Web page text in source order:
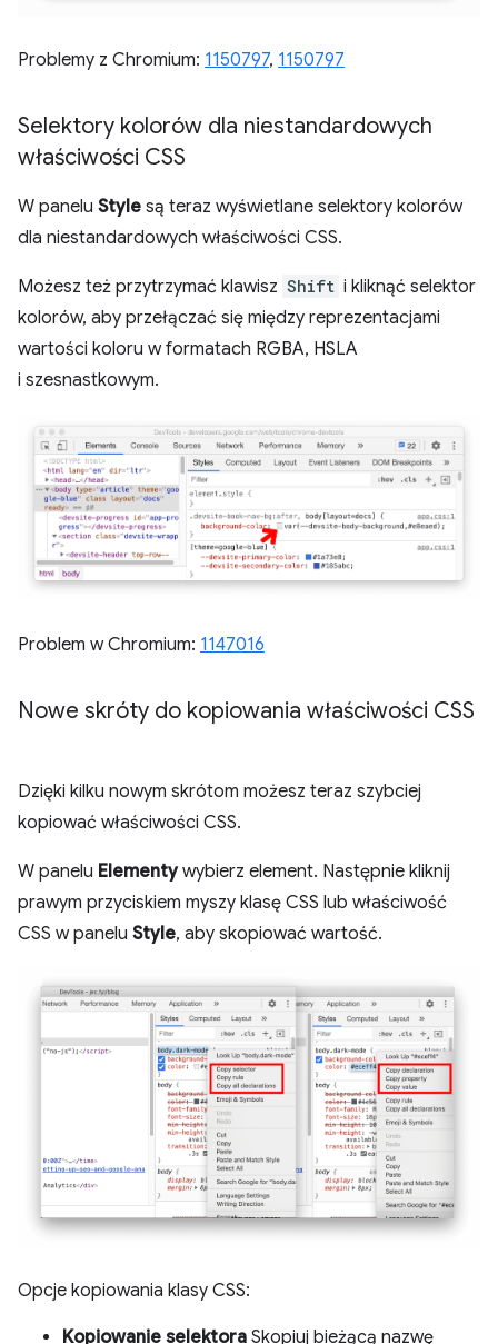
Problemy z Chromium: 1150797, 1150797
Selektory kolorów dla niestandardowych
właściwości CSS
W panelu Style są teraz wyświetlane selektory kolorów
dla niestandardowych właściwości CSS.
Możesz też przytrzymać klawisz Shift i kliknąć selektor
kolorów, aby przełączać się między reprezentacjami
wartości koloru w formatach RGBA, HSLA
i szesnastkowym.
Problem w Chromium: 1147016
Nowe skróty do kopiowania właściwości CSS
Dzięki kilku nowym skrótom możesz teraz szybciej
kopiować właściwości CSS.
W panelu Elementywybierz element. Następnie kliknij
prawym przyciskiem myszy klasę CSS lub właściwość
CSS w panelu Style, aby skopiować wartość.
Opcje kopiowania klasy CSS:
Kopiowanie selektora Skopiuj bieżącą nazwę